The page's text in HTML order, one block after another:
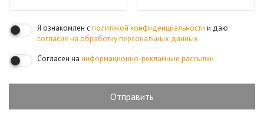
Я ознакомлен сполитикой конфиденциальности и даю
согласие на обработку персональных данных
Согласен на информационно-рекламные рассылки